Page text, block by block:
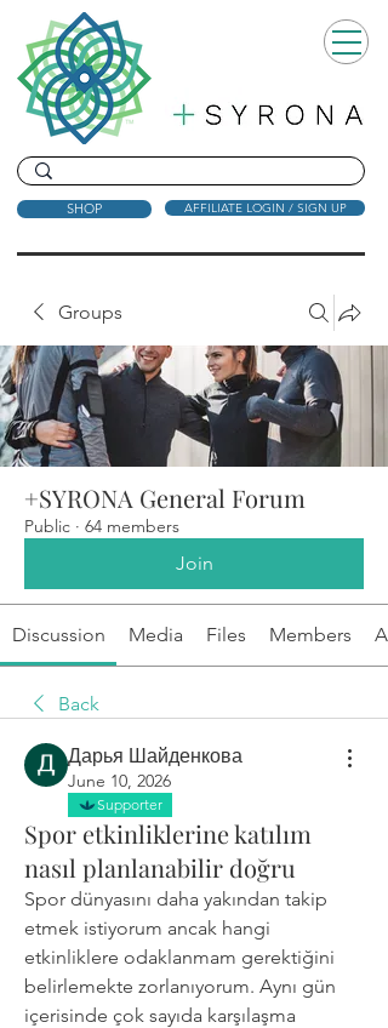
SHOP AFFILIATE LOGIN / SIGN UP
Groups
+SYRONA General Forum
Public · 64 members
Join
Discussion Media Files Members
Back
Дарья Шайденкова
June 10, 2026
Supporter
Spor etkinliklerine katılım
nasıl planlanabilir doğru
Spor dünyasını daha yakından takip
etmek istiyorum ancak hangi
etkinliklere odaklanmam gerektiğini
belirlemekte zorlanıyorum. Aynı gün
içerisinde çok sayıda karşılaşma